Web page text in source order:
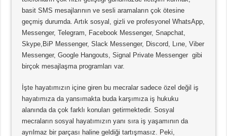
basit SMS mesajlarının ve sesli aramaların çok ötesine
geçmiş durumda. Artık sosyal, gizli ve profesyonel WhatsApp,
Messenger, Telegram, Facebook Messenger, Snapchat,
Skype,BiP Messenger, Slack Messenger, Discord, Lıne, Viber
Messenger, Google Hangouts, Signal Private Messenger gibi
birçok mesajlaşma programları var.
İşte hayatımızın içine giren bu mecralar sadece özel değil iş
hayatımıza da yansımakta buda karşımıza iş hukuku
alanında da çok farklı konuları getirmektedir. Sosyal
mecraların sosyal hayatımızın yanı sıra iş yaşamının da
ayrılmaz bir parçası haline geldiği tartışmasız. Peki,